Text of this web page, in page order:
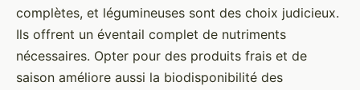
complètes, et légumineuses sont des choix judicieux.
Ils offrent un éventail complet de nutriments
nécessaires. Opter pour des produits frais et de
saison améliore aussi la biodisponibilité des